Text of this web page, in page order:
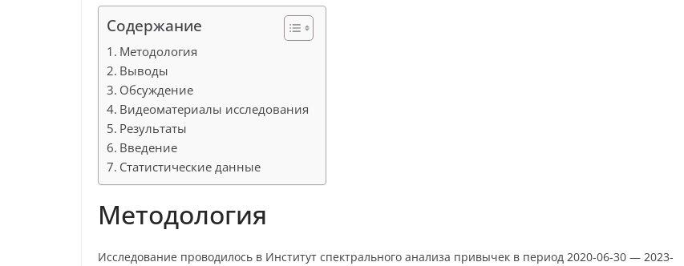
Содержание
Методология
Выводы
Обсуждение
Видеоматериалы исследования
Результаты
Введение
Статистические данные
Методология
Исследование проводилось в Институт спектрального анализа привычек в период 2020-06-30 — 2023-